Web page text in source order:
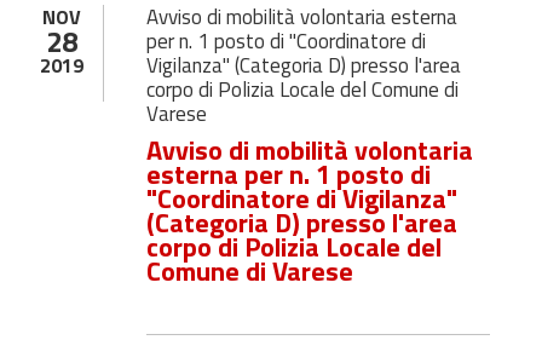
NOV
28
2019
Avviso di mobilità volontaria esterna
per n. 1 posto di "Coordinatore di
Vigilanza" (Categoria D) presso l'area
corpo di Polizia Locale del Comune di
Varese
Avviso di mobilità volontaria
esterna per n. 1 posto di
"Coordinatore di Vigilanza"
(Categoria D) presso l'area
corpo di Polizia Locale del
Comune di Varese